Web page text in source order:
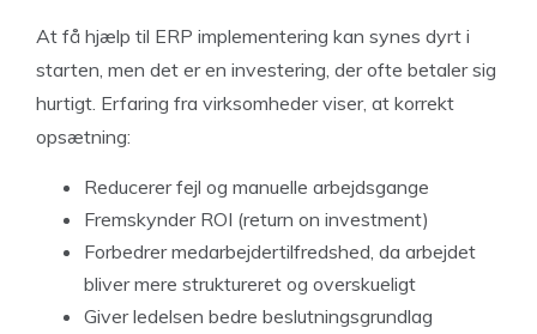
At få hjælp til ERP implementering kan synes dyrt i
starten, men det er en investering, der ofte betaler sig
hurtigt. Erfaring fra virksomheder viser, at korrekt
opsætning:
Reducerer fejl og manuelle arbejdsgange
Fremskynder ROI (return on investment)
Forbedrer medarbejdertilfredshed, da arbejdet
bliver mere struktureret og overskueligt
Giver ledelsen bedre beslutningsgrundlag